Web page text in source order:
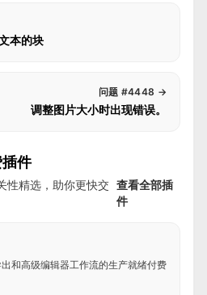
本的块
问题 #4448 →
调整图片大小时出现错误。
件
性精选，助你更快交 查看全部插
件
和高级编辑器工作流的生产就绪付费